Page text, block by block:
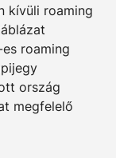
kívüli roaming
roaming
ország
megfelelő